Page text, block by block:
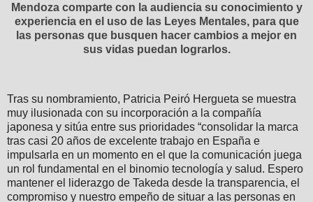
Mendoza comparte con la audiencia su conocimiento y
experiencia en el uso de las Leyes Mentales, para que
las personas que busquen hacer cambios a mejor en
sus vidas puedan lograrlos.
Tras su nombramiento, Patricia Peiró Hergueta se muestra
muy ilusionada con su incorporación a la compañía
japonesa y sitúa entre sus prioridades “consolidar la marca
tras casi 20 años de excelente trabajo en España e
impulsarla en un momento en el que la comunicación juega
un rol fundamental en el binomio tecnología y salud. Espero
mantener el liderazgo de Takeda desde la transparencia, el
compromiso y nuestro empeño de situar a las personas en